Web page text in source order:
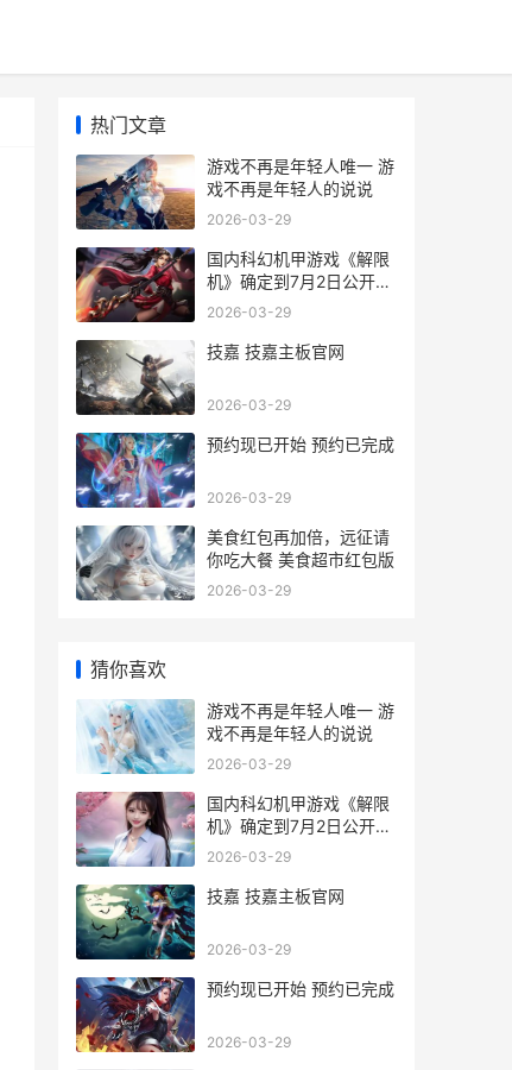
热门文章
游戏不再是年轻人唯一 游
戏不再是年轻人的说说
2026-03-29
国内科幻机甲游戏《解限
机》确定到7月2日公开测
试，登顶Steam国内游戏
游戏排名
2026-03-29
技嘉 技嘉主板官网
2026-03-29
预约现已开始 预约已完成
2026-03-29
美食红包再加倍，远征请
你吃大餐 美食超市红包版
2026-03-29
猜你喜欢
游戏不再是年轻人唯一 游
戏不再是年轻人的说说
2026-03-29
国内科幻机甲游戏《解限
机》确定到7月2日公开测
试，登顶Steam国内游戏
游戏排名
2026-03-29
技嘉 技嘉主板官网
2026-03-29
预约现已开始 预约已完成
2026-03-29